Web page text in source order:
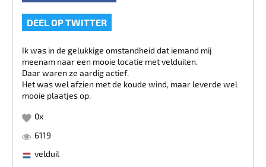
DEEL OP TWITTER
Ik was in de gelukkige omstandheid dat iemand mij
meenam naar een mooie locatie met velduilen.
Daar waren ze aardig actief.
Het was wel afzien met de koude wind, maar leverde wel
mooie plaatjes op.
0x
6119
velduil